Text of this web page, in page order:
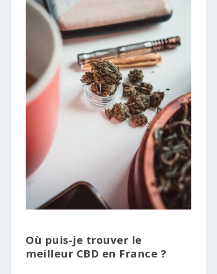
Où puis-je trouver le
meilleur CBD en France ?